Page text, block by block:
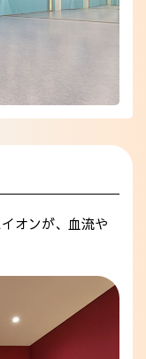
オンが、血流や